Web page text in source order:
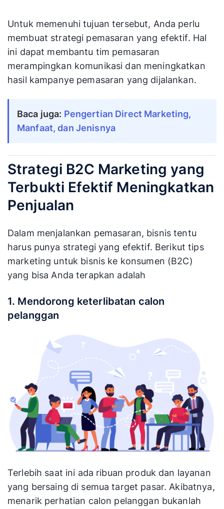
Untuk memenuhi tujuan tersebut, Anda perlu
membuat strategi pemasaran yang efektif. Hal
ini dapat membantu tim pemasaran
merampingkan komunikasi dan meningkatkan
hasil kampanye pemasaran yang dijalankan.
Baca juga: Pengertian Direct Marketing,
Manfaat, dan Jenisnya
Strategi B2C Marketing yang
Terbukti Efektif Meningkatkan
Penjualan
Dalam menjalankan pemasaran, bisnis tentu
harus punya strategi yang efektif. Berikut tips
marketing untuk bisnis ke konsumen (B2C)
yang bisa Anda terapkan adalah
1. Mendorong keterlibatan calon
pelanggan
Terlebih saat ini ada ribuan produk dan layanan
yang bersaing di semua target pasar. Akibatnya,
menarik perhatian calon pelanggan bukanlah